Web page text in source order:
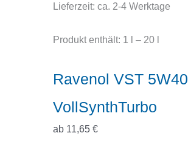
Lieferzeit: ca. 2-4 Werktage
Produkt enthält: 1 – 20
Ravenol VST 5W40
VollSynthTurbo
ab 11,65 €